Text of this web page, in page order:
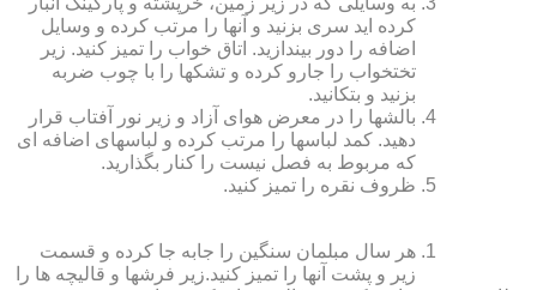
کرده‏ اید سری بزنید و آنها را مرتب کرده و وسایل
اضافه را دور بیندازید. اتاق خواب را تمیز کنید. زیر
تختخواب را جارو کرده و تشک‏ها را با چوب ضربه
بزنید و بتکانید.
بالش‏ها را در معرض هوای آزاد و زیر نور آفتاب قرار
دهید. کمد لباس‏ها را مرتب کرده و لباس‏های اضافه ای
که مربوط به فصل نیست را کنار بگذارید.
ظروف نقره را تمیز کنید.
هر سال مبلمان سنگین را جابه جا کرده و قسمت
زیر و پشت آنها را تمیز کنید.زیر فرش‏ها و قالیچه‏ ها را